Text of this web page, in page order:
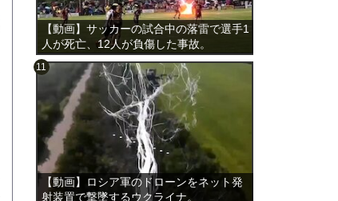
【動画】サッカーの試合中の落雷で選手1
人が死亡、12人が負傷した事故。
【動画】ロシア軍のドローンをネット発
射装置で撃墜するウクライナ。